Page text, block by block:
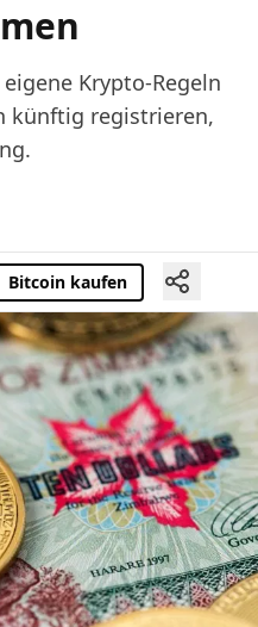
Krypto-Regeln
künftig registrieren,
Bitcoin kaufen